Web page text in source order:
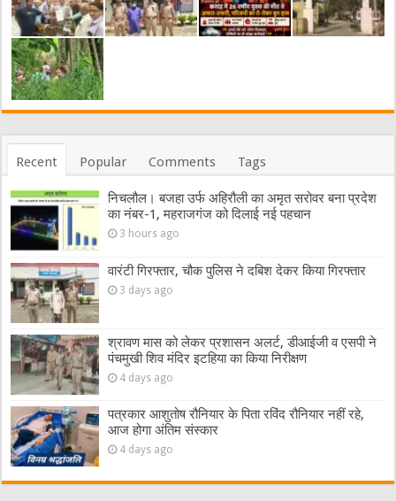
Recent Popular Comments Tags
निचलौल। बजहा उर्फ अहिरौली का अमृत सरोवर बना प्रदेश
का नंबर-1, महराजगंज को दिलाई नई पहचान
3 hours ago
वारंटी गिरफ्तार, चौक पुलिस ने दबिश देकर किया गिरफ्तार
3 days ago
श्रावण मास को लेकर प्रशासन अलर्ट, डीआईजी व एसपी ने
पंचमुखी शिव मंदिर इटहिया का किया निरीक्षण
4 days ago
पत्रकार आशुतोष रौनियार के पिता रविंद रौनियार नहीं रहे,
आज होगा अंतिम संस्कार
4 days ago